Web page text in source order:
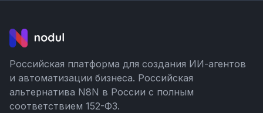
Российская платформа для создания ИИ-агентов
и автоматизации бизнеса. Российская
альтернатива N8N в России с полным
соответствием 152-ФЗ.